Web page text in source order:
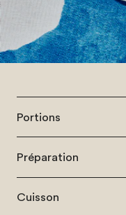
Portions
Préparation
Cuisson